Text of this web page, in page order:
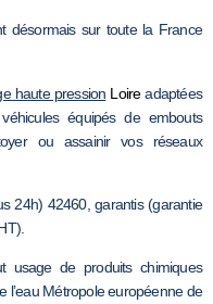
désormais sur toute la France
haute pression Loireadaptées
équipés de embouts
ou assainir vos réseaux
24h) 42460, garantis (garantie
usage de produits chimiques
l’eau Métropole européenne de